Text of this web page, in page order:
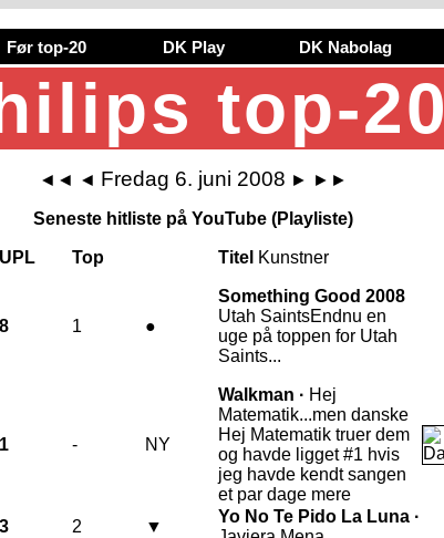
Før top-20 DK Play DK Nabolag
top-20
◄◄ ◄ Fredag 6. juni 2008 ► ►►
Seneste hitliste på YouTube (Playliste)
UPL Top Titel Kunstner
8 1 ●
Something Good 2008
Utah SaintsEndnu en
uge på toppen for Utah
Saints...
1 - NY
Walkman · Hej
Matematik...men danske
Hej Matematik truer dem
og havde ligget #1 hvis
jeg havde kendt sangen
et par dage mere
3 2 ▼
Yo No Te Pido La Luna ·